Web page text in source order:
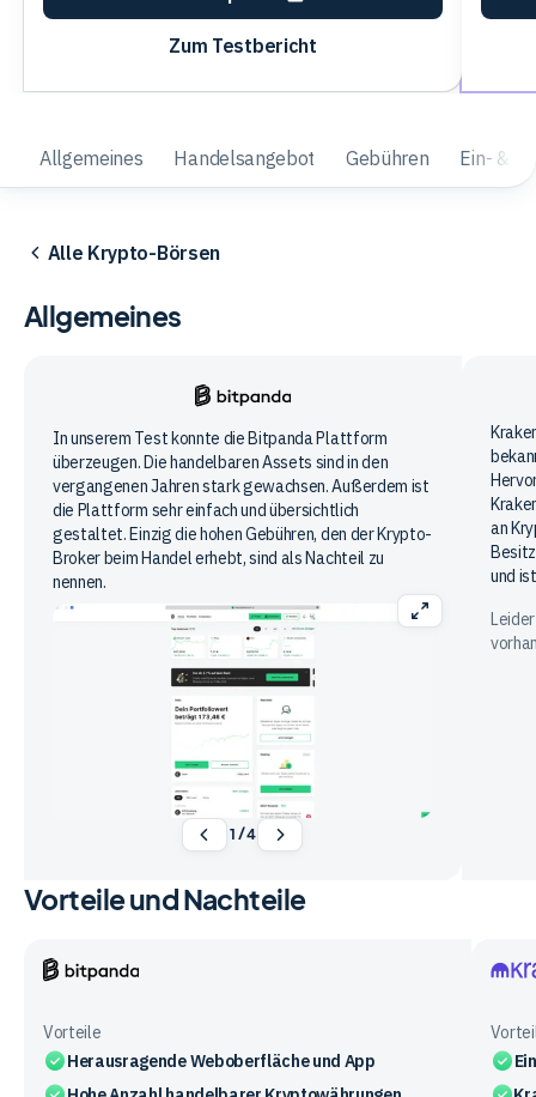
Zum Testbericht
Allgemeines Handelsangebot Gebühren Ein- &
Alle Krypto-Börsen
Allgemeines
Bitpanda
In unserem Test konnte die Bitpanda Plattform
überzeugen. Die handelbaren Assets sind in den
vergangenen Jahren stark gewachsen. Außerdem ist
die Plattform sehr einfach und übersichtlich
gestaltet. Einzig die hohen Gebühren, den der Krypto-
Broker beim Handel erhebt, sind als Nachteil zu
nennen.
1 /4
an
und
Vorteile und Nachteile
Vorteile
Herausragende Weboberfläche und App